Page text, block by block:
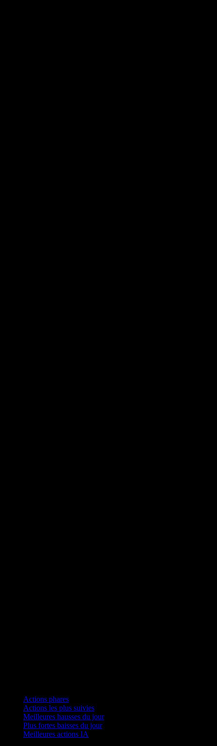
Actions phares
Actions les plus suivies
Meilleures hausses du jour
Plus fortes baisses du jour
Meilleures actions IA